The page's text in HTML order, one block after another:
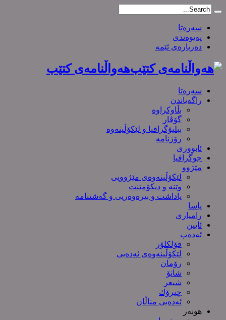
سەرەتا
پەیوەندی
دەربارەی ئێمە
هەواڵنامەی کتێب
سەرەتا
راگەیاندن
بڵاوکراوە
گۆڤار
ببلیۆگرافیا و لێکۆڵینەوە
رۆژنامە
ئابووری
جوگرافیا
مێژوو
لێکۆڵینەوەی مێژوویی
وێنە و دیکۆمێنت
یاداشت و بیره‌وه‌ریی و گەشتنامە
یاسا
رامیاری
ئایین
ئەدەب
فۆلکلۆر
لێکۆڵینەوەی ئەدەبی
رۆمان
شانۆ
شیعر
چیرۆك
ئەدەبی مناڵان
هونەر